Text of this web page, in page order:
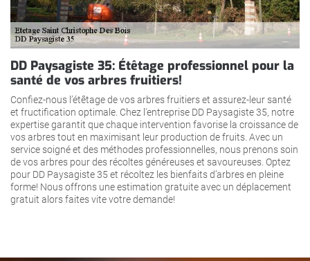
DD Paysagiste 35: Étêtage professionnel pour la
santé de vos arbres fruitiers!
Confiez-nous l’étêtage de vos arbres fruitiers et assurez-leur santé
et fructification optimale. Chez l'entreprise DD Paysagiste 35, notre
expertise garantit que chaque intervention favorise la croissance de
vos arbres tout en maximisant leur production de fruits. Avec un
service soigné et des méthodes professionnelles, nous prenons soin
de vos arbres pour des récoltes généreuses et savoureuses. Optez
pour DD Paysagiste 35 et récoltez les bienfaits d’arbres en pleine
forme! Nous offrons une estimation gratuite avec un déplacement
gratuit alors faites vite votre demande!